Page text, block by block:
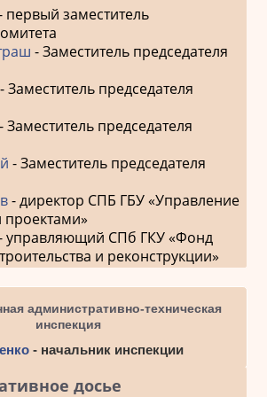
первый заместитель
- Заместитель председателя
- Заместитель председателя
Заместитель председателя
- Заместитель председателя
- директор СПБ ГБУ «Управление
управляющий СПб ГКУ «Фонд
и реконструкции»
административно-техническая
инспекция
- начальник инспекции
досье